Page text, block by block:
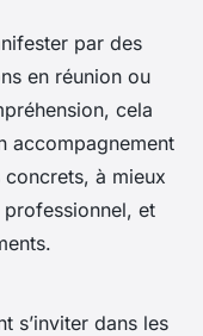
par des
en réunion ou
cela
accompagnement
à mieux
et
s’inviter dans les